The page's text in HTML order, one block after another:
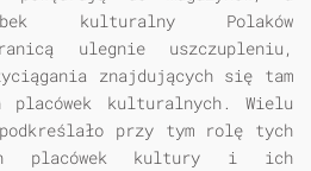
kulturalny Polaków
ulegnie uszczupleniu,
znajdujących się tam
placówek kulturalnych. Wielu
przy tym rolę tych
placówek kultury i ich